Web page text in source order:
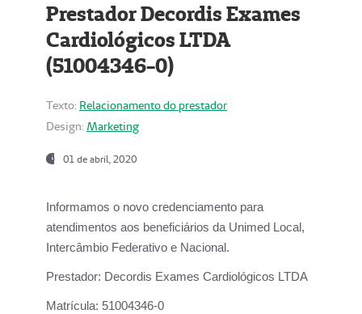
Prestador Decordis Exames
Cardiológicos LTDA
(51004346-0)
Texto: Relacionamento do prestador
Design: Marketing
01 de abril, 2020
Informamos o novo credenciamento para
atendimentos aos beneficiários da Unimed Local,
Intercâmbio Federativo e Nacional.
Prestador: Decordis Exames Cardiológicos LTDA
Matrícula: 51004346-0